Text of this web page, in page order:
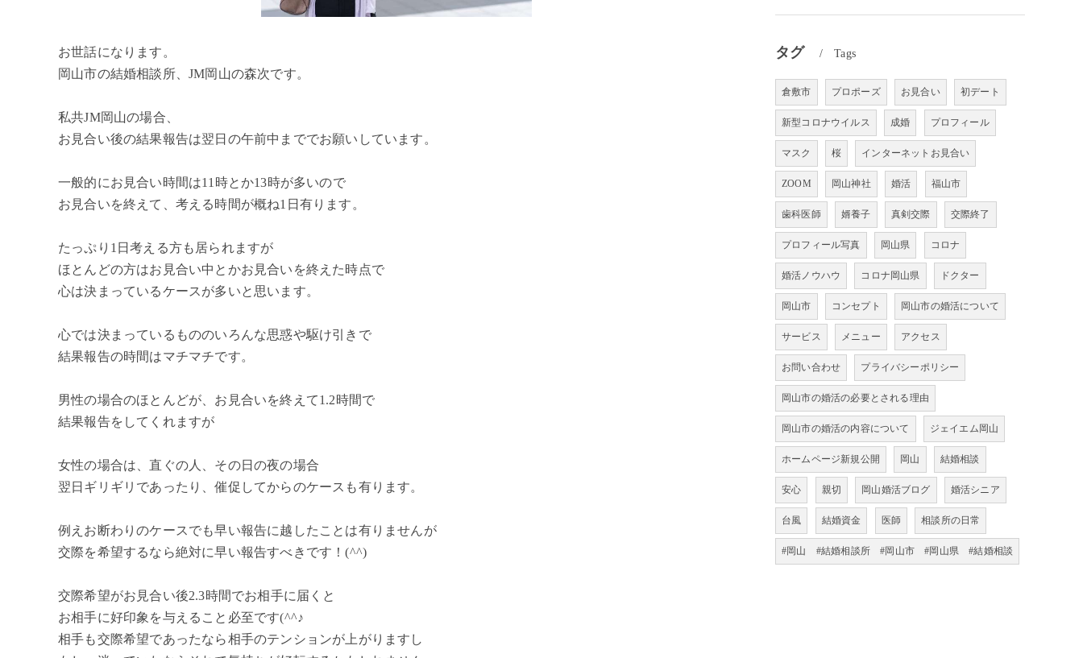
お世話になります。
岡山市の結婚相談所、JM岡山の森次です。
私共JM岡山の場合、
お見合い後の結果報告は翌日の午前中まででお願いしています。
一般的にお見合い時間は11時とか13時が多いので
お見合いを終えて、考える時間が概ね1日有ります。
たっぷり1日考える方も居られますが
ほとんどの方はお見合い中とかお見合いを終えた時点で
心は決まっているケースが多いと思います。
心では決まっているもののいろんな思惑や駆け引きで
結果報告の時間はマチマチです。
男性の場合のほとんどが、お見合いを終えて1.2時間で
結果報告をしてくれますが
女性の場合は、直ぐの人、その日の夜の場合
翌日ギリギリであったり、催促してからのケースも有ります。
例えお断わりのケースでも早い報告に越したことは有りませんが
交際を希望するなら絶対に早い報告すべきです！(^^)
交際希望がお見合い後2.3時間でお相手に届くと
お相手に好印象を与えること必至です(^^♪
相手も交際希望であったなら相手のテンションが上がりますし
タグ Tags
倉敷市 プロポーズ お見合い 初デート
新型コロナウイルス 成婚 プロフィール
マスク 桜 インターネットお見合い
ZOOM 岡山神社 婚活 福山市
歯科医師 婿養子 真剣交際 交際終了
プロフィール写真 岡山県 コロナ
婚活ノウハウ コロナ岡山県 ドクター
岡山市 コンセプト 岡山市の婚活について
サービス メニュー アクセス
お問い合わせ プライバシーポリシー
岡山市の婚活の必要とされる理由
岡山市の婚活の内容について ジェイエム岡山
ホームページ新規公開 岡山 結婚相談
安心 親切 岡山婚活ブログ 婚活シニア
台風 結婚資金 医師 相談所の日常
#岡山 #結婚相談所 #岡山市 #岡山県 #結婚相談